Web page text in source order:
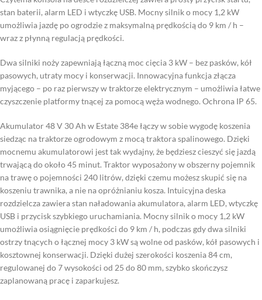
stan baterii, alarm LED i wtyczkę USB. Mocny silnik o mocy 1,2 kW
umożliwia jazdę po ogrodzie z maksymalną prędkością do 9 km / h –
wraz z płynną regulacją prędkości.
Dwa silniki noży zapewniają łączną moc cięcia 3 kW – bez pasków, kół
pasowych, utraty mocy i konserwacji. Innowacyjna funkcja złącza
myjącego – po raz pierwszy w traktorze elektrycznym – umożliwia łatwe
czyszczenie platformy tnącej za pomocą węża wodnego. Ochrona IP 65.
Akumulator 48 V 30 Ah w Estate 384e łączy w sobie wygodę koszenia
siedząc na traktorze ogrodowym z mocą traktora spalinowego. Dzięki
mocnemu akumulatorowi jest tak wydajny, że będziesz cieszyć się jazdą
trwającą do około 45 minut. Traktor wyposażony w obszerny pojemnik
na trawę o pojemności 240 litrów, dzięki czemu możesz skupić się na
koszeniu trawnika, a nie na opróżnianiu kosza. Intuicyjna deska
rozdzielcza zawiera stan naładowania akumulatora, alarm LED, wtyczkę
USB i przycisk szybkiego uruchamiania. Mocny silnik o mocy 1,2 kW
umożliwia osiągnięcie prędkości do 9 km / h, podczas gdy dwa silniki
ostrzy tnących o łącznej mocy 3 kW są wolne od pasków, kół pasowych i
kosztownej konserwacji. Dzięki dużej szerokości koszenia 84 cm,
regulowanej do 7 wysokości od 25 do 80 mm, szybko skończysz
zaplanowaną pracę i zaparkujesz.